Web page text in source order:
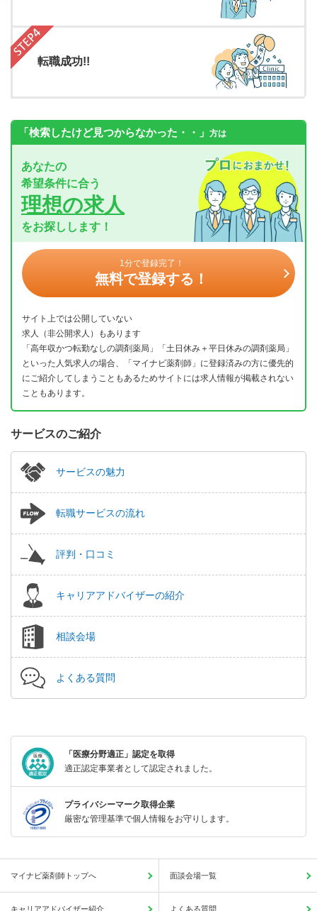
転職成功!!
「検索したけど見つからなかった・・」 方は
あなたの
希望条件に合う
理想の求人
をお探しします！
1分で登録完了！
無料で登録する！
サイト上では公開していない
求人（非公開求人）もあります
「高年収かつ転勤なしの調剤薬局」「土日休み＋平日休みの調剤薬局」
といった人気求人の場合、「マイナビ薬剤師」に登録済みの方に優先的
にご紹介してしまうこともあるためサイトには求人情報が掲載されない
こともあります。
サービスのご紹介
サービスの魅力
転職サービスの流れ
評判・口コミ
キャリアアドバイザーの紹介
相談会場
よくある質問
「医療分野適正」認定を取得
適正認定事業者として認定されました。
プライバシーマーク取得企業
厳密な管理基準で個人情報をお守りします。
マイナビ薬剤師トップへ 面談会場一覧
キャリアアドバイザー紹介 よくある質問